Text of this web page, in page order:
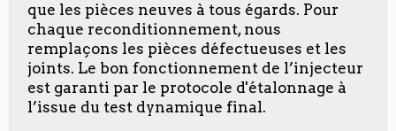
que les pièces neuves à tous égards. Pour
chaque reconditionnement, nous
remplaçons les pièces défectueuses et les
joints. Le bon fonctionnement de l’injecteur
est garanti par le protocole d'étalonnage à
l’issue du test dynamique final.